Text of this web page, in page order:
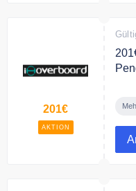
201€
AKTION
für